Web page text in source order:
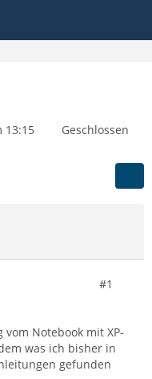
13:15
Geschlossen
#1
Notebook mit XP-
was ich bisher in
gefunden